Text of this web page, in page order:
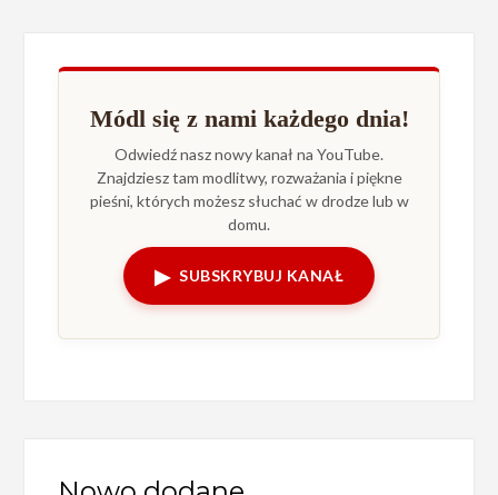
Módl się z nami każdego dnia!
Odwiedź nasz nowy kanał na YouTube.
Znajdziesz tam modlitwy, rozważania i piękne
pieśni, których możesz słuchać w drodze lub w
domu.
▶ SUBSKRYBUJ KANAŁ